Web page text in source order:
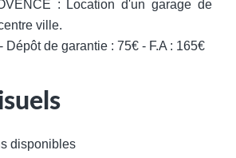
: Location d'un garage de
ville.
Dépôt de garantie : 75€ - F.A : 165€
disponibles